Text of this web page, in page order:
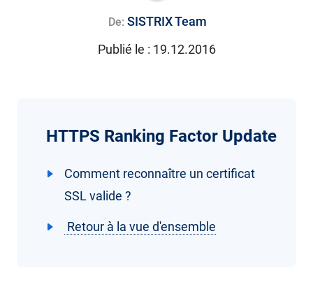
De: SISTRIX Team
Publié le : 19.12.2016
HTTPS Ranking Factor Update
Comment reconnaître un certificat
SSL valide ?
Retour à la vue d'ensemble